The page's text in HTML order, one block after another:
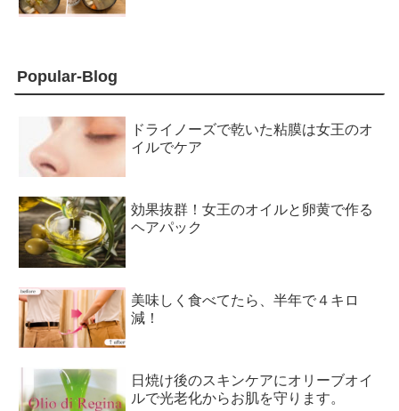
Popular-Blog
ドライノーズで乾いた粘膜は女王のオ
イルでケア
効果抜群！女王のオイルと卵黄で作る
ヘアパック
美味しく食べてたら、半年で４キロ
減！
日焼け後のスキンケアにオリーブオイ
ルで光老化からお肌を守ります。